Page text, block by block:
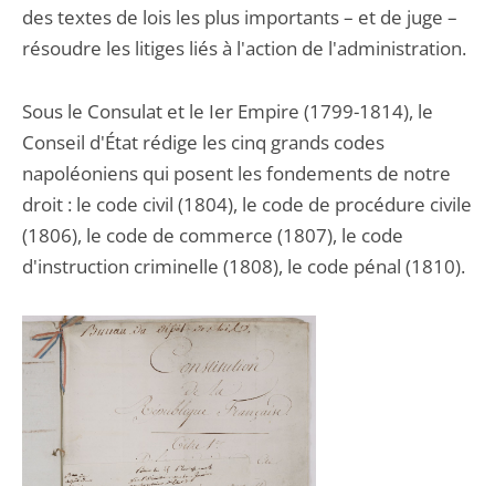
des textes de lois les plus importants – et de juge –
résoudre les litiges liés à l'action de l'administration.
Sous le Consulat et le Ier Empire (1799-1814), le
Conseil d'État rédige les cinq grands codes
napoléoniens qui posent les fondements de notre
droit : le code civil (1804), le code de procédure civile
(1806), le code de commerce (1807), le code
d'instruction criminelle (1808), le code pénal (1810).